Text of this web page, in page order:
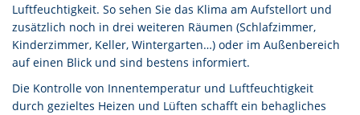
Luftfeuchtigkeit. So sehen Sie das Klima am Aufstellort und
zusätzlich noch in drei weiteren Räumen (Schlafzimmer,
Kinderzimmer, Keller, Wintergarten…) oder im Außenbereich
auf einen Blick und sind bestens informiert.
Die Kontrolle von Innentemperatur und Luftfeuchtigkeit
durch gezieltes Heizen und Lüften schafft ein behagliches